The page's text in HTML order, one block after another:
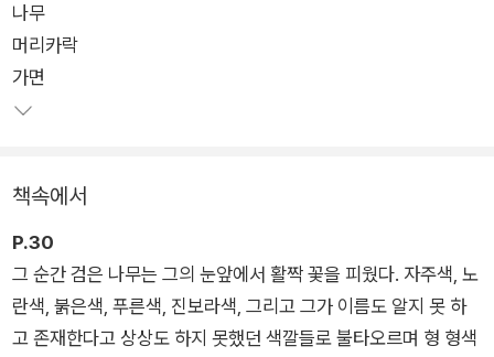
퍼플레인의 ‘정보라 환상문학 단편선’ 시리즈는 ‘정도경’이라는
작가를 미처 만나지 못한 채 ‘정보라’를 만난 독자들을 위한 초대
장이다. 시리즈의 첫 책인 <아무도 모를 것이다>는 ‘정보라 월
가는 기묘한 이야기들이 매혹적이고 때론 섬뜩하게 독특한 감흥
을 선사하며, 눈앞에 펼쳐질 것이다.
나무
머리카락
가면
책속에서
P.30
그 순간 검은 나무는 그의 눈앞에서 활짝 꽃을 피웠다. 자주색, 노
란색, 붉은색, 푸른색, 진보라색, 그리고 그가 이름도 알지 못 하
고 존재한다고 상상도 하지 못했던 색깔들로 불타오르며 형 형색